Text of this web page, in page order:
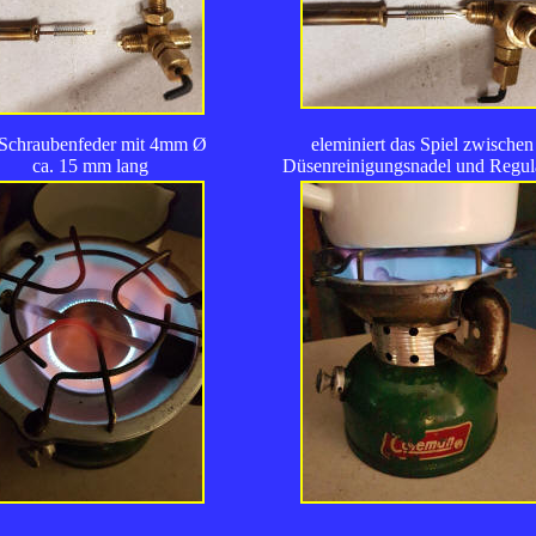
mit 4mm Ø
ca. 15 mm lang
eleminiert das Spiel zwischen
Düsenreinigungsnadel und